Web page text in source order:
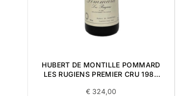
HUBERT DE MONTILLE POMMARD
LES RUGIENS PREMIER CRU 1989
€ 324,00